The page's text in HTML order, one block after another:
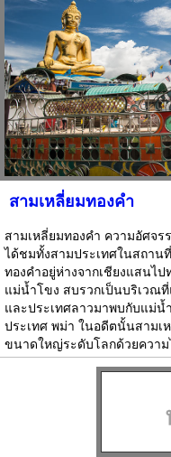
สามเหลี่ยมทองคำ
สามเหลี่ยมทองคำ ความอัศจร
ได้ชมทั้งสามประเทศในสถาน
ทองคำอยู่ห่างจากเชียงแสนไ
แม่น้ำโขง สบรวกเป็นบริเวณ
และประเทศลาวมาพบกับแม่น้
ประเทศ พม่า ในอดีตนั้นสามเ
ขนาดใหญ่ระดับโลกด้วยความ